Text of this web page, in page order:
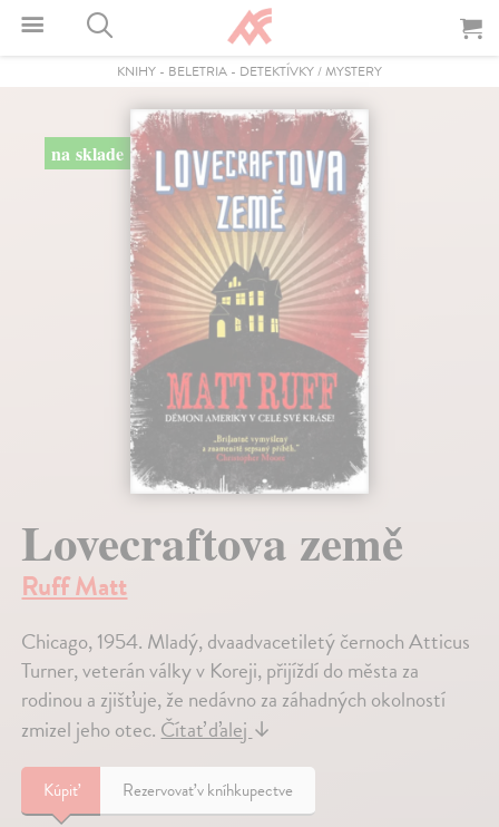
KNIHY - BELETRIA - DETEKTÍVKY / MYSTERY
na sklade
Lovecraftova země
Ruff Matt
Chicago, 1954. Mladý, dvaadvacetiletý černoch Atticus
Turner, veterán války v Koreji, přijíždí do města za
rodinou a zjišťuje, že nedávno za záhadných okolností
zmizel jeho otec.Čítať ďalej↓
Kúpiť Rezervovať v kníhkupectve